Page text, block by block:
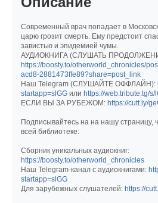
Современный врач попадает в
царю грозит смерть. Ему предстоит
завистью и эпидемией чумы.
АУДИОКНИГА (СЛУШАТЬ
https://boosty.to/otherworld_chronicles/
acd8-2881473ffe89?share=post_link
Наш Telegram (СЛУШАЙТЕ ОФФЛАЙН):
startapp=slGG или https://web.tribute.tg/s/
ЕСЛИ ВЫ ЗА РУБЕЖОМ: https://cutt.ly/
Подписывайтесь на на нашу страницу,
всей библиотеке:
Сборник уникальных аудиокниг:
https://boosty.to/otherworld_chronicles
Наш Telegram-канал с аудиокнигами:
startapp=slGG
Для зарубежных слушателей: https://